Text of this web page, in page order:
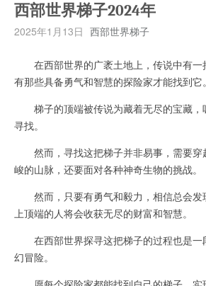
西部世界梯子2024年
2025年1月13日 西部世界梯子
在西部世界的广袤土地上，传说中有一
有那些具备勇气和智慧的探险家才能找到它。
梯子的顶端被传说为藏着无尽的宝藏，
寻找。
然而，寻找这把梯子并非易事，需要穿
峻的山脉，还要面对各种神奇生物的挑战。
然而，只要有勇气和毅力，相信总会发
上顶端的人将会收获无尽的财富和智慧。
在西部世界探寻这把梯子的过程也是一
幻冒险。